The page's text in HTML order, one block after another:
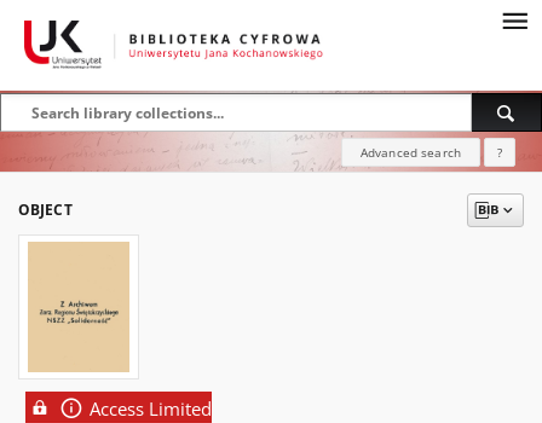
Advanced search ?
OBJECT
Access Limited